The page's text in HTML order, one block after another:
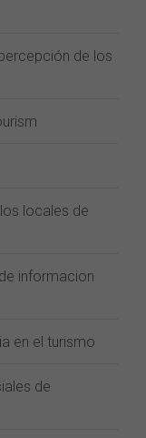
de los
locales de
informacion
en el turismo
de